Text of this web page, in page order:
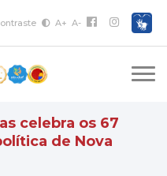
A+ A-
celebra os 67
de Nova